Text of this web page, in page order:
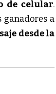
de celular.
ganadores a
desde la